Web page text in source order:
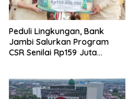
Peduli Lingkungan, Bank
Jambi Salurkan Program
CSR Senilai Rp159 Juta